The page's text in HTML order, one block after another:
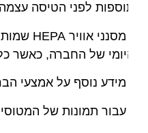
לפני הטיסה עצמה.
של החברה, כאשר כל
נוסף על אמצעי
תמונות של המטוסים,